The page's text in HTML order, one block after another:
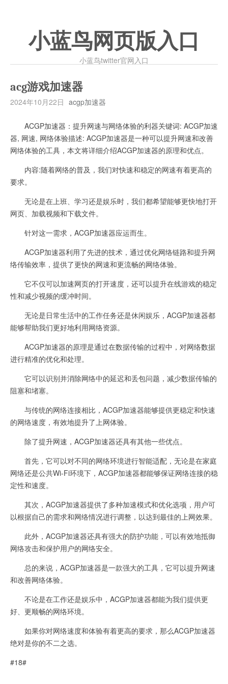
小蓝鸟网页版入口
小蓝鸟twitter官网入口
acg游戏加速器
2024年10月22日 acgp加速器
ACGP加速器：提升网速与网络体验的利器关键词: ACGP加速
器, 网速, 网络体验描述: ACGP加速器是一种可以提升网速和改善
网络体验的工具，本文将详细介绍ACGP加速器的原理和优点。
内容:随着网络的普及，我们对快速和稳定的网速有着更高的
要求。
无论是在上班、学习还是娱乐时，我们都希望能够更快地打开
网页、加载视频和下载文件。
针对这一需求，ACGP加速器应运而生。
ACGP加速器利用了先进的技术，通过优化网络链路和提升网
络传输效率，提供了更快的网速和更流畅的网络体验。
它不仅可以加速网页的打开速度，还可以提升在线游戏的稳定
性和减少视频的缓冲时间。
无论是日常生活中的工作任务还是休闲娱乐，ACGP加速器都
能够帮助我们更好地利用网络资源。
ACGP加速器的原理是通过在数据传输的过程中，对网络数据
进行精准的优化和处理。
它可以识别并消除网络中的延迟和丢包问题，减少数据传输的
阻塞和堵塞。
与传统的网络连接相比，ACGP加速器能够提供更稳定和快速
的网络速度，有效地提升了上网体验。
除了提升网速，ACGP加速器还具有其他一些优点。
首先，它可以对不同的网络环境进行智能适配，无论是在家庭
网络还是公共Wi-Fi环境下，ACGP加速器都能够保证网络连接的稳
定性和速度。
其次，ACGP加速器提供了多种加速模式和优化选项，用户可
以根据自己的需求和网络情况进行调整，以达到最佳的上网效果。
此外，ACGP加速器还具有强大的防护功能，可以有效地抵御
网络攻击和保护用户的网络安全。
总的来说，ACGP加速器是一款强大的工具，它可以提升网速
和改善网络体验。
不论是在工作还是娱乐中，ACGP加速器都能为我们提供更
好、更顺畅的网络环境。
如果你对网络速度和体验有着更高的要求，那么ACGP加速器
绝对是你的不二之选。
#18#